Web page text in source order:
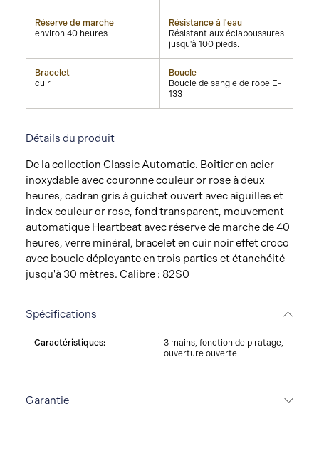
Réserve de marche
environ 40 heures
Résistance à l'eau
Résistant aux éclaboussures
jusqu'à 100 pieds.
Bracelet
cuir
Boucle
Boucle de sangle de robe E-
133
Détails du produit
De la collection Classic Automatic. Boîtier en acier
inoxydable avec couronne couleur or rose à deux
heures, cadran gris à guichet ouvert avec aiguilles et
index couleur or rose, fond transparent, mouvement
automatique Heartbeat avec réserve de marche de 40
heures, verre minéral, bracelet en cuir noir effet croco
avec boucle déployante en trois parties et étanchéité
jusqu'à 30 mètres. Calibre : 82S0
Spécifications
Caractéristiques:
3 mains, fonction de piratage,
ouverture ouverte
Garantie